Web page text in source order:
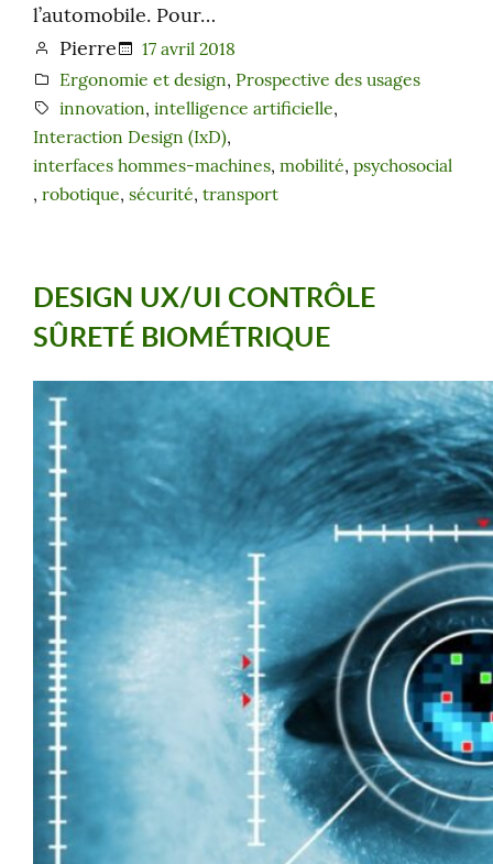
l’automobile. Pour…
Pierre
17 avril 2018
Ergonomie et design, Prospective des usages
innovation, intelligence artificielle,
Interaction Design (IxD),
interfaces hommes-machines, mobilité, psychosocial
, robotique, sécurité, transport
DESIGN UX/UI CONTRÔLE
SÛRETÉ BIOMÉTRIQUE